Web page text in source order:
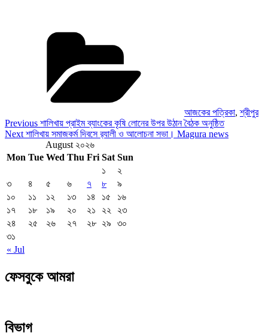
আজকের পত্রিকা,শ্রীপুর
Post
navigation
Previous
Post
Previous শালিখায় প্রাইম ব্যাংকের কৃষি লোনের উপর উঠান বৈঠক অনুষ্ঠিত
Next
Next শালিখায় সমাজকর্ম দিবসে র‍্যালী ও আলোচনা সভা। Magura news
August ২০২৬
Mon Tue Wed Thu Fri Sat Sun
« Jul
১
২
৩
৪ ৫ ৬ ৭ ৮
৯
১০
১১ ১২ ১৩ ১৪ ১৫
১৬
১৭
১৮ ১৯ ২০ ২১ ২২
২৩
২৪
২৫ ২৬ ২৭ ২৮ ২৯
৩০
৩১
ফেসবুকে আমরা
বিভাগ